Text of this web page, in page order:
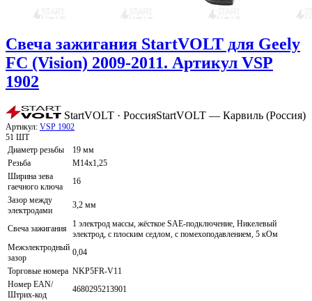
Свеча зажигания StartVOLT для Geely
FC (Vision) 2009-2011. Артикул VSP
1902
StartVOLT · РоссияStartVOLT — Карвиль (Россия)
Артикул: VSP 1902
51 ШТ
Диаметр резьбы
19 мм
Резьба
M14x1,25
Ширина зева
гаечного ключа
16
Зазор между
электродами
3,2 мм
Свеча зажигания
1 электрод массы, жёсткое SAE-подключение, Никелевый
электрод, с плоским седлом, с помехоподавлением, 5 кОм
Межэлектродный
зазор
0,04
Торговые номера NKP5FR-V11
Номер EAN/
Штрих-код
4680295213901